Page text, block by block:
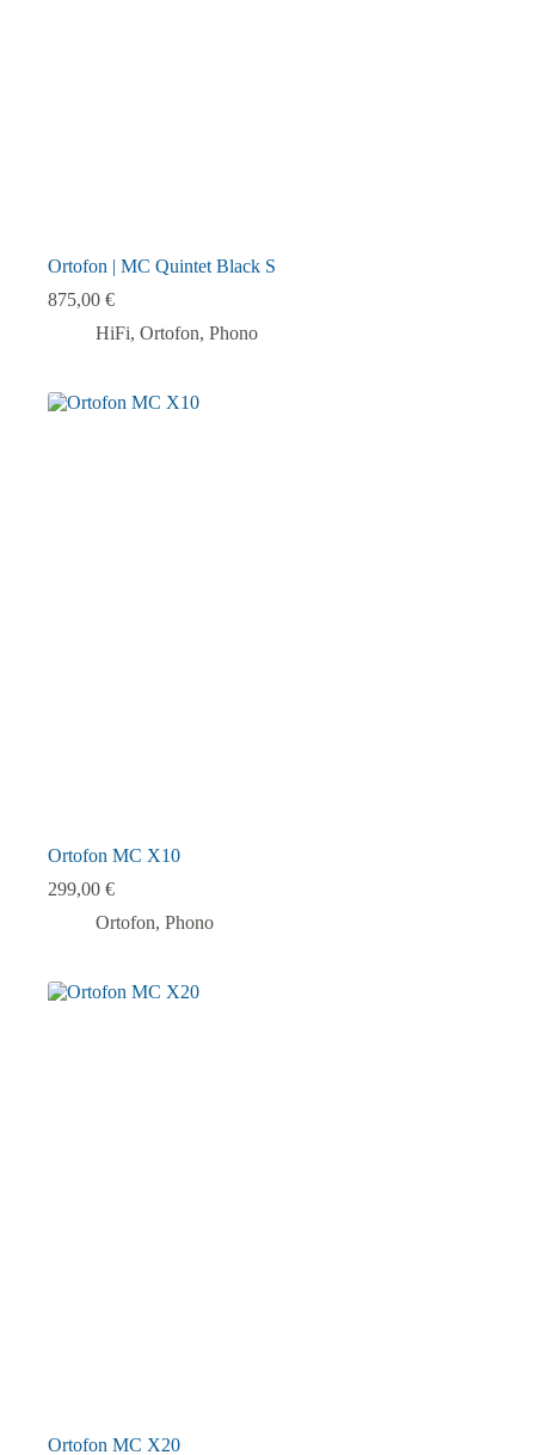
Ortofon | MC Quintet Black S
875,00 €
HiFi, Ortofon, Phono
Ortofon MC X10
299,00 €
Ortofon, Phono
Ortofon MC X20